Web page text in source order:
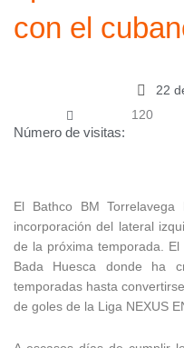
con el
22
Número de visitas:
120
El Bathco BM
incorporación del lateral
de la próxima temporada.
Bada Huesca donde ha
temporadas hasta
de goles de la Liga NEXUS